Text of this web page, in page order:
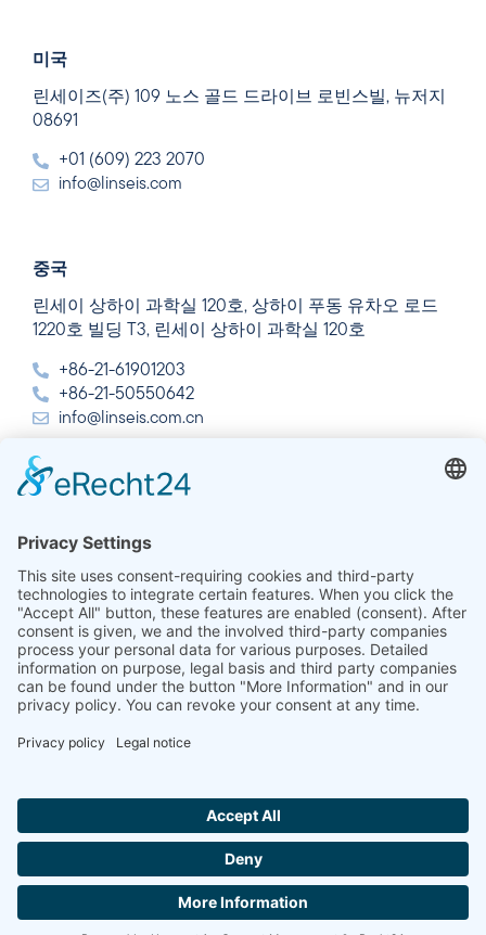
미국
린세이즈(주) 109 노스 골드 드라이브 로빈스빌, 뉴저지
08691
+01 (609) 223 2070
info@linseis.com
중국
린세이 상하이 과학실 120호, 상하이 푸동 유차오 로드
1220호 빌딩 T3, 린세이 상하이 과학실 120호
+86-21-61901203
+86-21-50550642
info@linseis.com.cn
린세이즈 열 분석 인도 주식회사 플롯 65, 2층, 사이 엔
+91-11-42883851
sales@linseis.in
뉴스레
터
회
사
임프린
트
데이터 보
호
문의하
기
GTC
Hallo ich bin LINAI! Wie kann ich dir